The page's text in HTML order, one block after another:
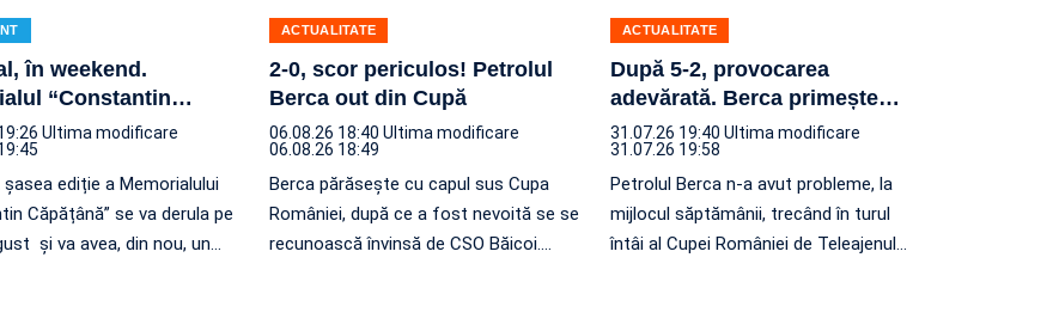
în weekend.
“Constantin…
Ultima modificare
șasea ediție a Memorialului
Căpățână” se va derula pe
și va avea, din nou, un…
ACTUALITATE
2-0, scor periculos! Petrolul
Berca out din Cupă
06.08.26 18:40 Ultima modificare
06.08.26 18:49
Berca părăsește cu capul sus Cupa
României, după ce a fost nevoită se se
recunoască învinsă de CSO Băicoi.…
ACTUALITATE
După 5-2, provocarea
adevărată. Berca primește…
31.07.26 19:40 Ultima modificare
31.07.26 19:58
Petrolul Berca n-a avut probleme, la
mijlocul săptămânii, trecând în turul
întâi al Cupei României de Teleajenul…